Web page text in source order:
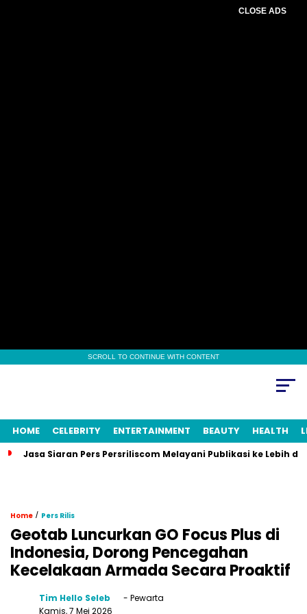
CLOSE ADS
SCROLL TO CONTINUE WITH CONTENT
HOME CELEBRITY ENTERTAINMENT BEAUTY HEALTH
Jasa Siaran Pers Persriliscom Melayani Publikasi ke Lebih
Home / Pers Rilis
Geotab Luncurkan GO Focus Plus di
Indonesia, Dorong Pencegahan
Kecelakaan Armada Secara Proaktif
Tim Hello Seleb
- Pewarta
Kamis, 7 Mei 2026